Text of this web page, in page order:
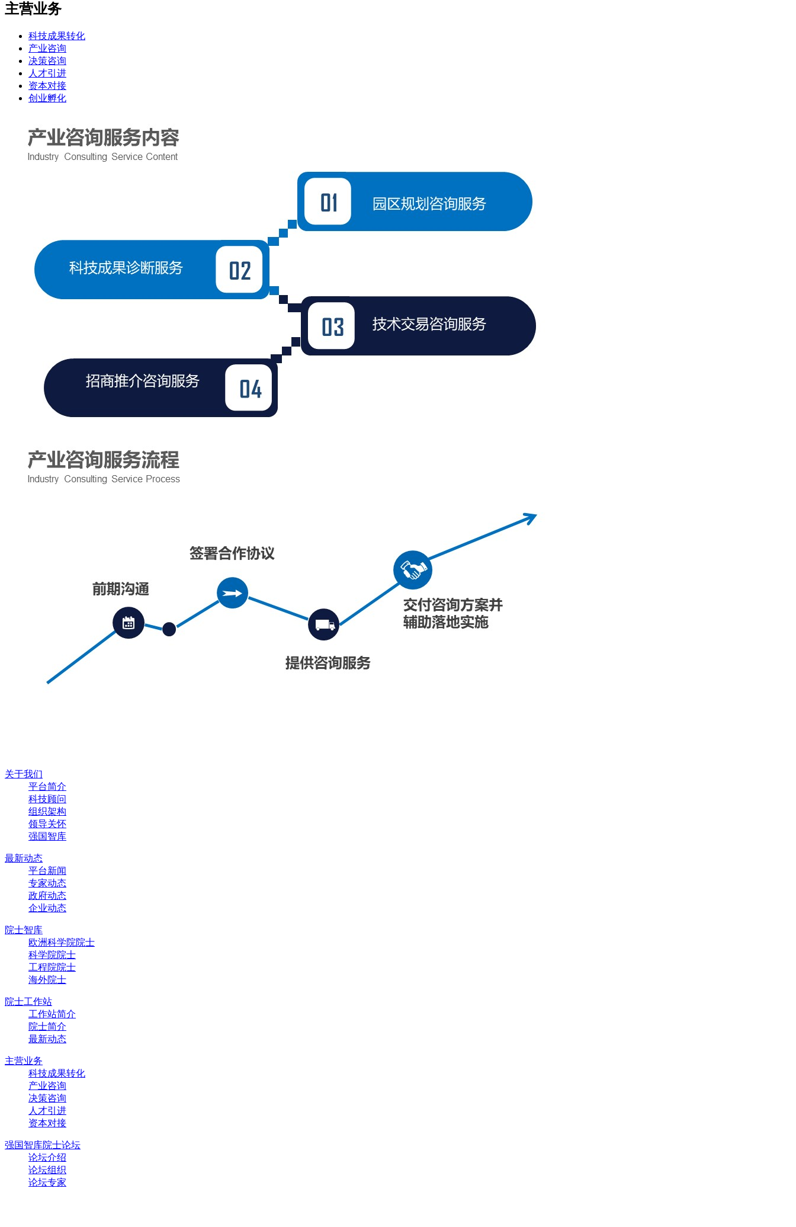
主营业务
科技成果转化
产业咨询
决策咨询
人才引进
资本对接
创业孵化
关于我们
平台简介
科技顾问
组织架构
领导关怀
强国智库
最新动态
平台新闻
专家动态
政府动态
企业动态
院士智库
欧洲科学院院士
科学院院士
工程院院士
海外院士
院士工作站
工作站简介
院士简介
最新动态
主营业务
科技成果转化
产业咨询
决策咨询
人才引进
资本对接
强国智库院士论坛
论坛介绍
论坛组织
论坛专家